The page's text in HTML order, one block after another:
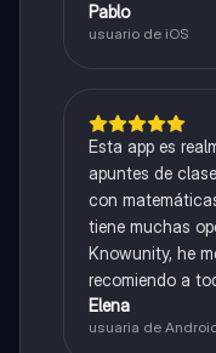
Pablo
usuario de iOS
Esta app es
apuntes de
con
tiene muchas
Knowunity, he
recomiendo a
Elena
usuaria de